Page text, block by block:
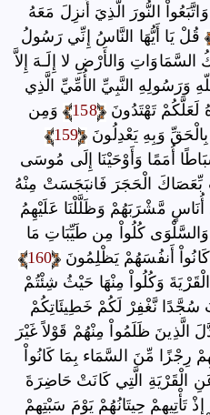
النُّورَ الَّذِيَ أُنزِلَ مَعَهُ
قُلْ يَا أَيُّهَا النَّاسُ إِنِّي رَسُولُ
السَّمَاوَاتِ وَالأَرْضِ لا إِلَـهَ إِلاَّ
وَرَسُولِهِ النَّبِيِّ الأُمِّيِّ الَّذِي
لَعَلَّكُمْ تَهْتَدُونَ 158 وَمِن
وَبِهِ يَعْدِلُونَ
159
أُمَمًا وَأَوْحَيْنَا إِلَى مُوسَى
الْحَجَرَ فَانبَجَسَتْ مِنْهُ
أُنَاسٍ مَّشْرَبَهُمْ وَظَلَّلْنَا عَلَيْهِمُ
وَالسَّلْوَى كُلُواْ مِن طَيِّبَاتِ مَا
أَنفُسَهُمْ يَظْلِمُونَ
160
وَكُلُواْ مِنْهَا حَيْثُ شِئْتُمْ
سُجَّدًا نَّغْفِرْ لَكُمْ خَطِيئَاتِكُمْ
الَّذِينَ ظَلَمُواْ مِنْهُمْ قَوْلاً غَيْرَ
رِجْزًا مِّنَ السَّمَاء بِمَا كَانُواْ
الْقَرْيَةِ الَّتِي كَانَتْ حَاضِرَةَ
تَأْتِيهِمْ حِيتَانُهُمْ يَوْمَ سَبْتِهِمْ